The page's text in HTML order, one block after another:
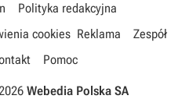
Polityka redakcyjna
cookies Reklama
Zespół
Pomoc
Webedia Polska SA